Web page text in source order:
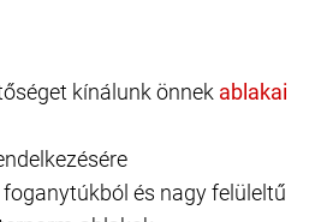
kínálunk önnek
és nagy felüleltű